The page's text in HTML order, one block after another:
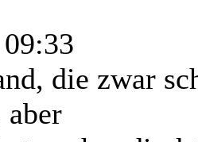
die zwar
aber